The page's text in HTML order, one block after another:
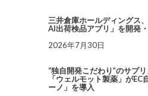
三井倉庫ホールディングス
AI出荷検品アプリ」を開発
2026年7月30日
“独自開発こだわり”のサプ
「ウェルモット製薬」が
ーノ」を導入